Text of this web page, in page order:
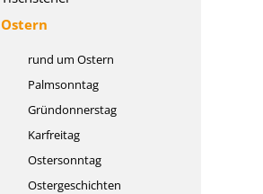
Ostern
rund um Ostern
Palmsonntag
Gründonnerstag
Karfreitag
Ostersonntag
Ostergeschichten